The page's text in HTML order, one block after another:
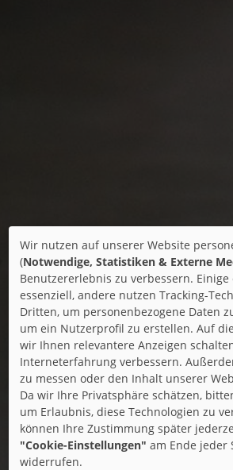
Wir nutzen auf unserer Website
(Notwendige, Statistiken & Externe
Benutzererlebnis zu verbessern. Einige
essenziell, andere nutzen Tracking-
Dritten, um personenbezogene Daten
um ein Nutzerprofil zu erstellen. Auf
wir Ihnen relevantere Anzeigen
Interneterfahrung verbessern.
zu messen oder den Inhalt unserer
Da wir Ihre Privatsphäre schätzen,
um Erlaubnis, diese Technologien zu
können Ihre Zustimmung später
"Cookie-Einstellungen" am Ende jeder
widerrufen.